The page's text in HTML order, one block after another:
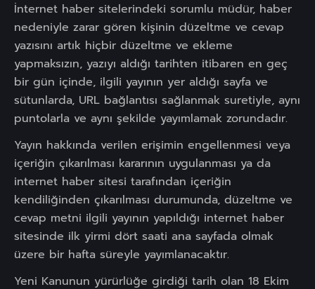
İnternet haber sitelerindeki sorumlu müdür, haber
nedeniyle zarar gören kişinin düzeltme ve cevap
yazısını artık hiçbir düzeltme ve ekleme
yapmaksızın, yazıyı aldığı tarihten itibaren en geç
bir gün içinde, ilgili yayının yer aldığı sayfa ve
sütunlarda, URL bağlantısı sağlanmak suretiyle, aynı
puntolarla ve aynı şekilde yayımlamak zorundadır.
Yayın hakkında verilen erişimin engellenmesi veya
içeriğin çıkarılması kararının uygulanması ya da
internet haber sitesi tarafından içeriğin
kendiliğinden çıkarılması durumunda, düzeltme ve
cevap metni ilgili yayının yapıldığı internet haber
sitesinde ilk yirmi dört saati ana sayfada olmak
üzere bir hafta süreyle yayımlanacaktır.
Yeni Kanunun yürürlüğe girdiği tarih olan 18 Ekim